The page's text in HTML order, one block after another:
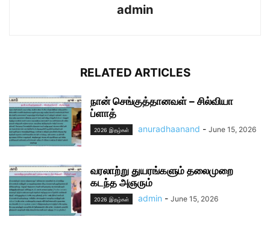
admin
RELATED ARTICLES
நான் செங்குத்தானவள் – சில்வியா
ப்ளாத்
2026 இதழ்கள் anuradhaanand - June 15, 2026
வரலாற்று துயரங்களும் தலைமுறை
கடந்த அஞரும்
2026 இதழ்கள் admin - June 15, 2026